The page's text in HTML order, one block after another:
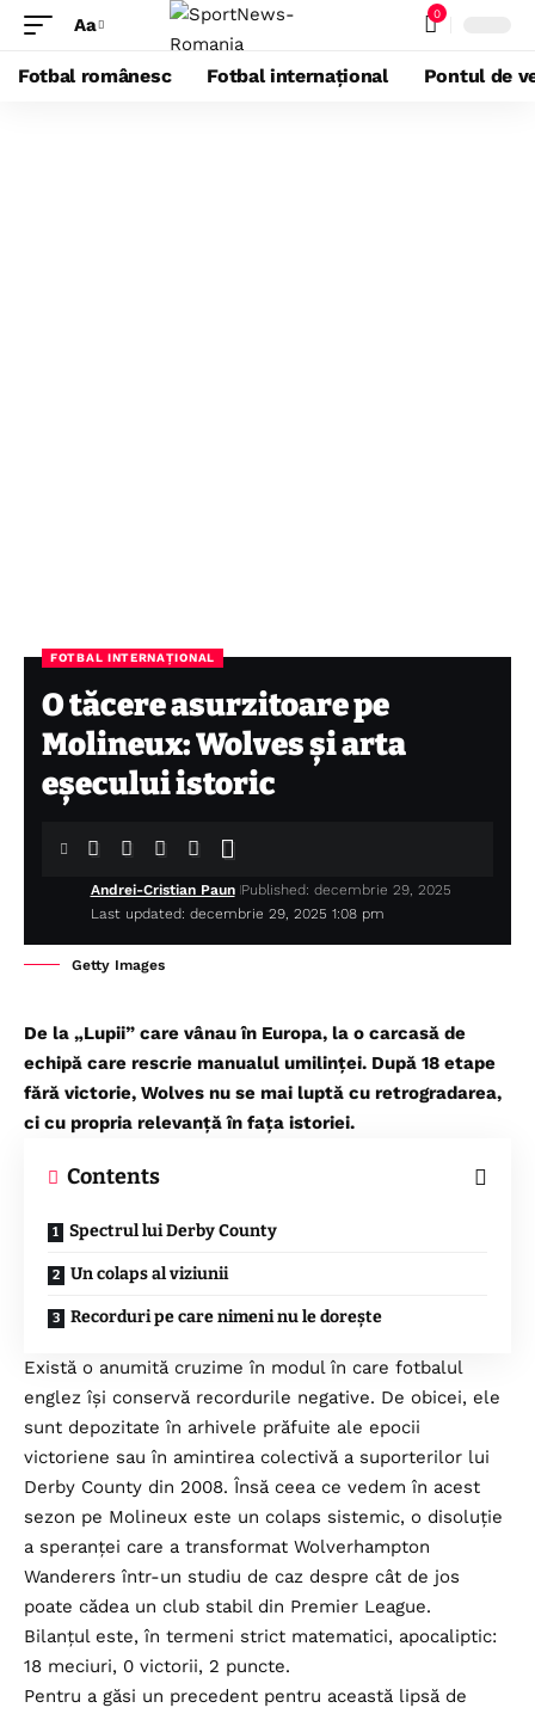
Aa 0
Fotbal românesc Fotbal internațional Pontul de
FOTBAL INTERNAȚIONAL
O tăcere asurzitoare pe
Molineux: Wolves și arta
eșecului istoric
Last updated: decembrie 29, 2025 1:08 pm
Andrei-Cristian Paun Published: decembrie 29, 2025
Getty Images
De la „Lupii” care vânau în Europa, la o carcasă de
echipă care rescrie manualul umilinței. După 18 etape
fără victorie, Wolves nu se mai luptă cu retrogradarea,
ci cu propria relevanță în fața istoriei.
Contents
Spectrul lui Derby County
Un colaps al viziunii
Recorduri pe care nimeni nu le dorește
Există o anumită cruzime în modul în care fotbalul
englez își conservă recordurile negative. De obicei, ele
sunt depozitate în arhivele prăfuite ale epocii
victoriene sau în amintirea colectivă a suporterilor lui
Derby County din 2008. Însă ceea ce vedem în acest
sezon pe Molineux este un colaps sistemic, o disoluție
a speranței care a transformat Wolverhampton
Wanderers într-un studiu de caz despre cât de jos
poate cădea un club stabil din Premier League.
Bilanțul este, în termeni strict matematici, apocaliptic:
18 meciuri, 0 victorii, 2 puncte.
Pentru a găsi un precedent pentru această lipsă de